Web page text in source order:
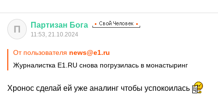
П Партизан Бога
11:53, 21.10.2024
От пользователя news@e1.ru
Журналистка E1.RU снова погрузилась в монастыринг
Хронос сделай ей уже аналинг чтобы успокоилась